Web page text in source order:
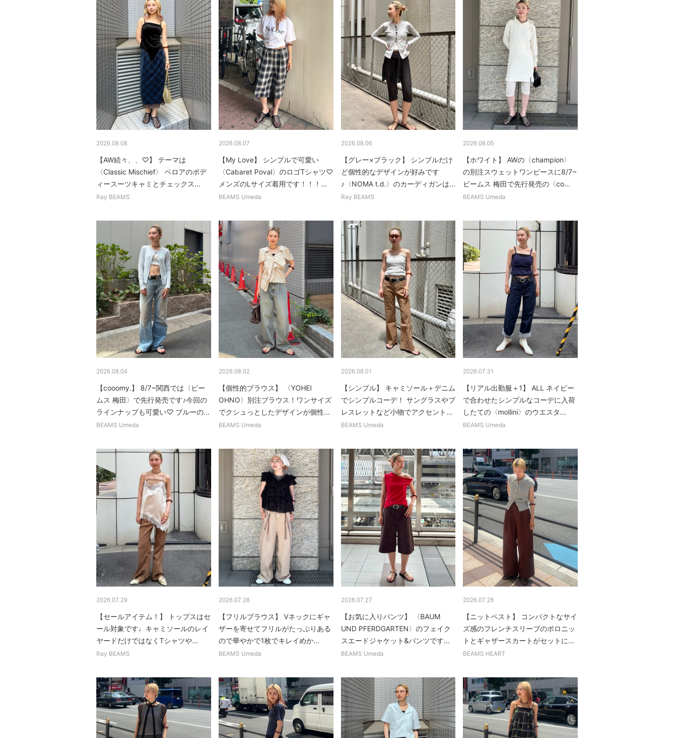
2026.08.08
【AW続々、、♡】 テーマは
〈Classic Mischief〉 ベロアのボデ
ィースーツキャミとチェックス...
Ray BEAMS
2026.08.07
【My Love】 シンプルで可愛い
〈Cabaret Poval〉のロゴTシャツ♡
メンズのLサイズ着用です！！！...
BEAMS Umeda
2026.08.06
【グレー×ブラック】 シンプルだけ
ど個性的なデザインが好みです
♪〈NOMA t.d.〉のカーディガンは...
Ray BEAMS
2026.08.05
【ホワイト】 AWの〈champion〉
の別注スウェットワンピースに8/7~
ビームス 梅田で先行発売の〈co...
BEAMS Umeda
2026.08.04
【cooomy.】 8/7~関西では〈ビー
ムス 梅田〉で先行発売です♪今回の
ラインナップも可愛い♡ ブルーの...
BEAMS Umeda
2026.08.02
【個性的ブラウス】 〈YOHEI
OHNO〉別注ブラウス！ワンサイズ
でクシュっとしたデザインが個性...
BEAMS Umeda
2026.08.01
【シンプル】 キャミソール＋デニム
でシンプルコーデ！ サングラスやブ
レスレットなど小物でアクセント...
BEAMS Umeda
2026.07.31
【リアル出勤服＋1】 ALL ネイビー
で合わせたシンプルなコーデに入荷
したての〈mollini〉のウエスタ...
BEAMS Umeda
2026.07.29
【セールアイテム！】 トップスはセ
ール対象です♩キャミソールのレイ
ヤードだけではなくTシャツや...
Ray BEAMS
2026.07.28
【フリルブラウス】 Vネックにギャ
ザーを寄せてフリルがたっぷりある
ので華やかで1枚でキレイめか...
BEAMS Umeda
2026.07.27
【お気に入りパンツ】 〈BAUM
UND PFERDGARTEN〉のフェイク
スエードジャケット&パンツです...
BEAMS Umeda
2026.07.26
【ニットベスト】 コンパクトなサイ
ズ感のフレンチスリーブのポロニッ
トとギャザースカートがセットに...
BEAMS HEART